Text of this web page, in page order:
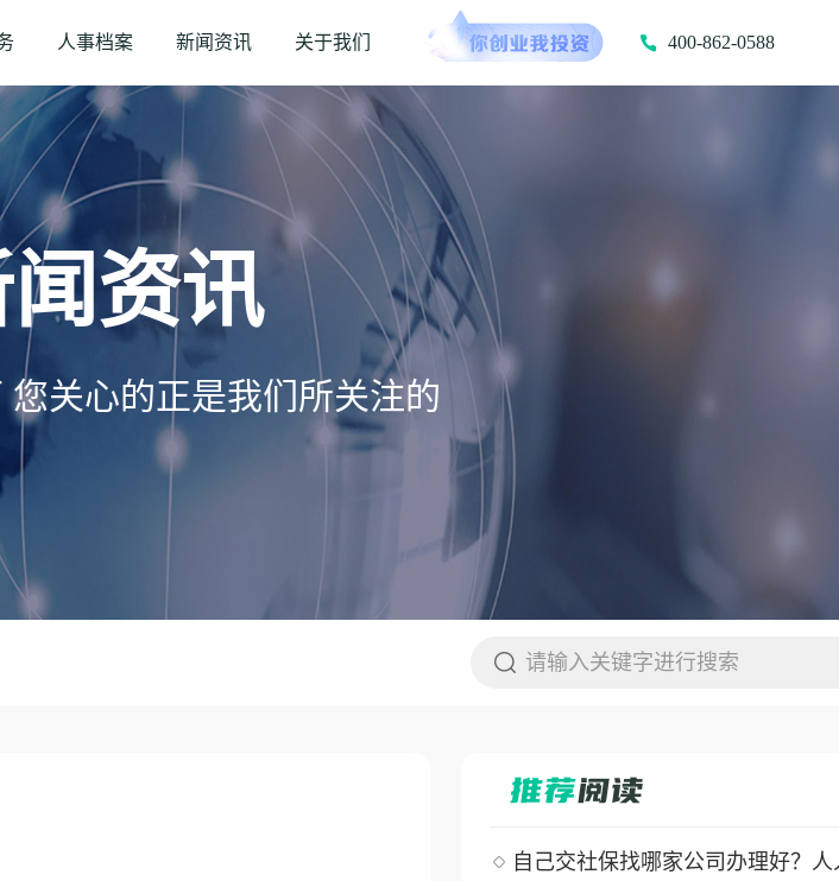
人事档案 新闻资讯 关于我们 400-862-0588
资讯
关心的正是我们所关注的
自己交社保找哪家公司办理好？人